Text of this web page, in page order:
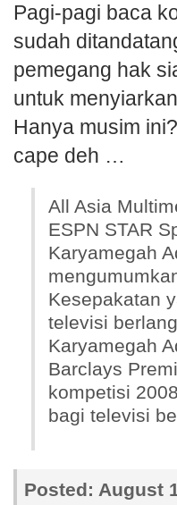
Pagi-pagi baca
sudah
pemegang hak
untuk
Hanya musim
cape deh …
All Asia
ESPN STAR
Karyamegah
Kesepakatan
televisi
Karyamegah
Barclays
kompetisi
bagi televisi
Posted: August